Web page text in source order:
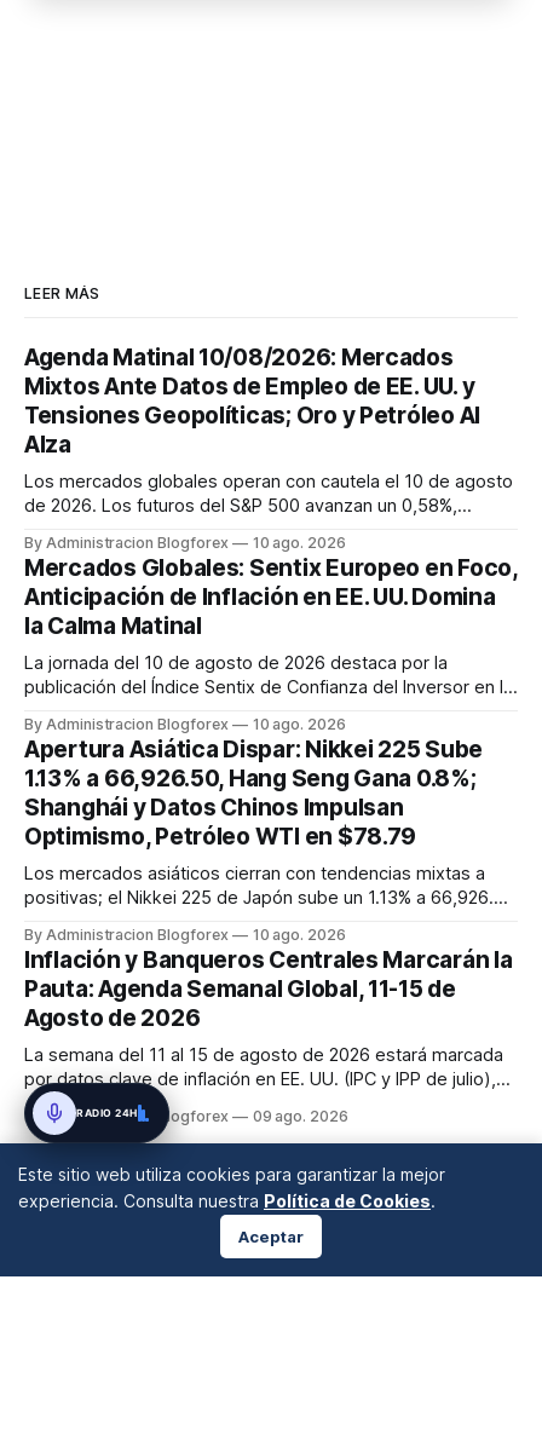
LEER MÁS
Agenda Matinal 10/08/2026: Mercados
Mixtos Ante Datos de Empleo de EE. UU. y
Tensiones Geopolíticas; Oro y Petróleo Al
Alza
Los mercados globales operan con cautela el 10 de agosto
de 2026. Los futuros del S&P 500 avanzan un 0,58%,
EUR/USD y el GBP/USD se fortalecen frente a un dólar
presionado por los débiles datos de empleo en EE. UU.,
aunque el USD/JPY sube...
By Administracion Blogforex 10 ago. 2026
Mercados Globales: Sentix Europeo en Foco,
Anticipación de Inflación en EE. UU. Domina
la Calma Matinal
La jornada del 10 de agosto de 2026 destaca por la
publicación del Índice Sentix de Confianza del Inversor en la
pesar de la calma en nuevas publicaciones de alto impacto,
la atención del mercado se centra en la anticipación del IPC
de E...
By Administracion Blogforex 10 ago. 2026
Apertura Asiática Dispar: Nikkei 225 Sube
1.13% a 66,926.50, Hang Seng Gana 0.8%;
Shanghái y Datos Chinos Impulsan
Optimismo, Petróleo WTI en $78.79
Los mercados asiáticos cierran con tendencias mixtas a
positivas; el Nikkei 225 de Japón sube un 1.13% a 66,926.50
y la demanda de tecnología. El Hang Seng de Hong Kong
gana un 0.8% a 25,873, mientras que el Shanghai
Composite avanza un 0...
By Administracion Blogforex 10 ago. 2026
Inflación y Banqueros Centrales Marcarán la
Pauta: Agenda Semanal Global, 11-15 de
Agosto de 2026
La semana del 11 al 15 de agosto de 2026 estará marcada
por datos clave de inflación en EE. UU. (IPC y IPP de julio),
discursos de la Fed y ventas minoristas, así como la
decisión de tipos del RBA y la estimación del PIB del Reino
mixto, ...
By Administracion Blogforex 09 ago. 2026
Este sitio web utiliza cookies para garantizar la mejor
experiencia. Consulta nuestra Política de Cookies.
Aceptar
RADIO 24H